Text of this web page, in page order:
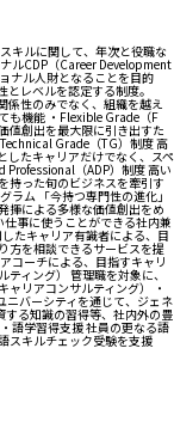
キルに関して、年次と役職な
ルCDP（Career Development
ナル人財となることを目的
レベルを認定する制度。
係性のみでなく、組織を越え
も機能 ・Flexible Grade（F
値創出を最大限に引き出すた
Grade（TG）制度 高
したキャリアだけでなく、スペ
Professional（ADP）制度 高い
持った旬のビジネスを牽引す
ラム 「今持つ専門性の進化」
揮による多様な価値創出をめ
事に使うことができる社内兼
たキャリア有識者による、目
方を相談できるサービスを提
コーチによる、目指すキャリ
ィング） 管理職を対象に、
リアコンサルティング） ・
ニバーシティを通じて、ジェネ
する知識の習得等、社内外の豊
語学習得支援 社員の更なる語
スキルチェック受験を支援